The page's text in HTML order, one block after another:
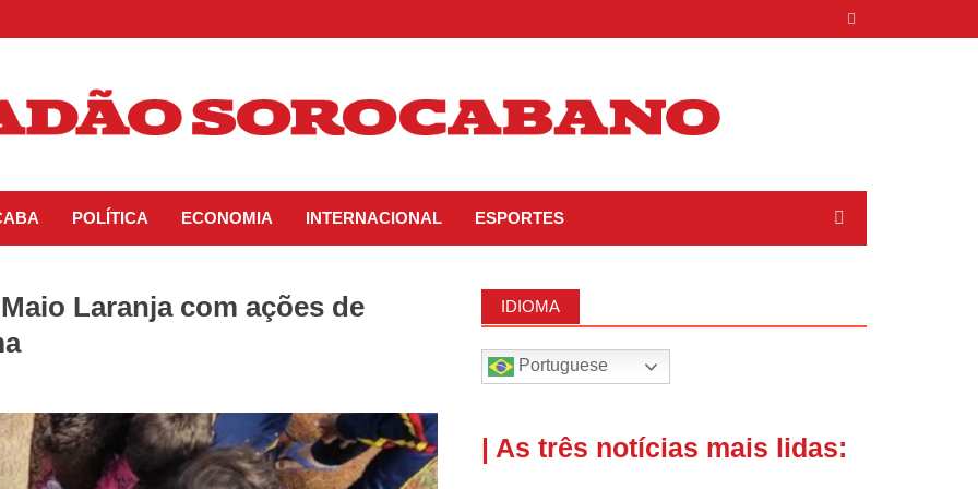
POLÍTICA ECONOMIA INTERNACIONAL ESPORTES
Laranja com ações de
IDIOMA
Portuguese
| As três notícias mais lidas: